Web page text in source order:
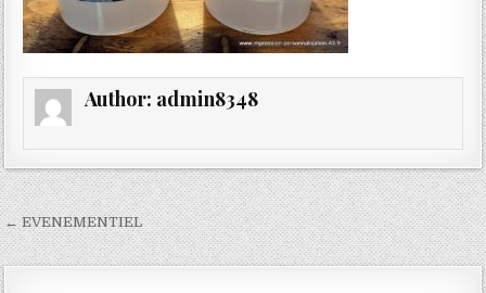
Author: admin8348
Navigation
de
← EVENEMENTIEL